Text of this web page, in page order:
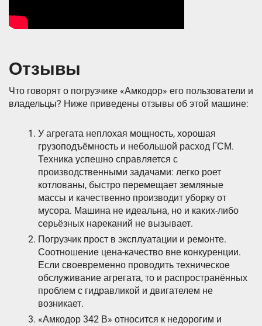
Отзывы
Что говорят о погрузчике «Амкодор» его пользователи и
владельцы? Ниже приведены отзывы об этой машине:
У агрегата неплохая мощность, хорошая
грузоподъёмность и небольшой расход ГСМ.
Техника успешно справляется с
производственными задачами: легко роет
котлованы, быстро перемещает земляные
массы и качественно производит уборку от
мусора. Машина не идеальна, но и каких-либо
серьёзных нареканий не вызывает.
Погрузчик прост в эксплуатации и ремонте.
Соотношение цена-качество вне конкуренции.
Если своевременно проводить техническое
обслуживание агрегата, то и распространённых
проблем с гидравликой и двигателем не
возникает.
«Амкодор 342 В» относится к недорогим и